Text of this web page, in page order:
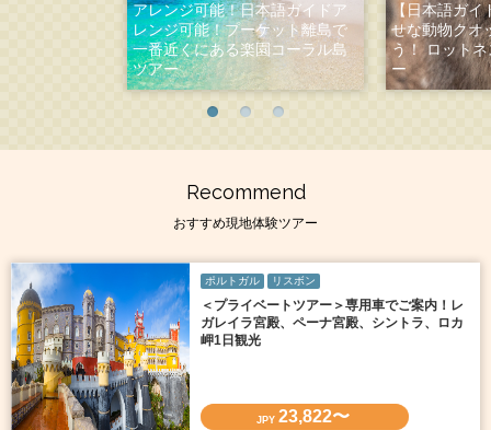
アレンジ可能！日本語ガイドア
レンジ可能！プーケット離島で
一番近くにある楽園コーラル島
ツアー
【日本語ガイ
せな動物クオ
う！ ロット
ー
Recommend
おすすめ現地体験ツアー
ポルトガル リスボン
＜プライベートツアー＞専用車でご案内！レ
ガレイラ宮殿、ペーナ宮殿、シントラ、ロカ
岬1日観光
JPY 23,822〜